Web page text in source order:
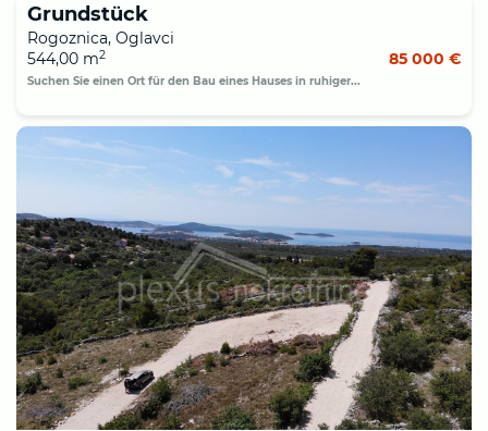
Grundstück
Rogoznica, Oglavci
544,00 m2 85 000 €
Suchen Sie einen Ort für den Bau eines Hauses in ruhiger...